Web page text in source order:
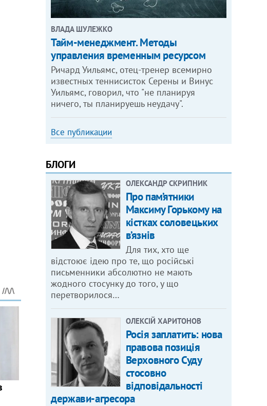
ВЛАДА ШУЛЕЖКО
Тайм-менеджмент. Методы
управления временным ресурсом
Ричард Уильямс, отец-тренер всемирно
известных теннисисток Серены и Винус
Уильямс, говорил, что "не планируя
ничего, ты планируешь неудачу".
Все публикации
БЛОГИ
ОЛЕКСАНДР СКРИПНИК
Про пам’ятники
Максиму Горькому на
кістках соловецьких
в’язнів
Для тих, хто ще
відстоює ідею про те, що російські
письменники абсолютно не мають
жодного стосунку до того, у що
перетворилося…
ОЛЕКСІЙ ХАРИТОНОВ
Росія заплатить: нова
правова позиція
Верховного Суду
стосовно
відповідальності
держави-агресора